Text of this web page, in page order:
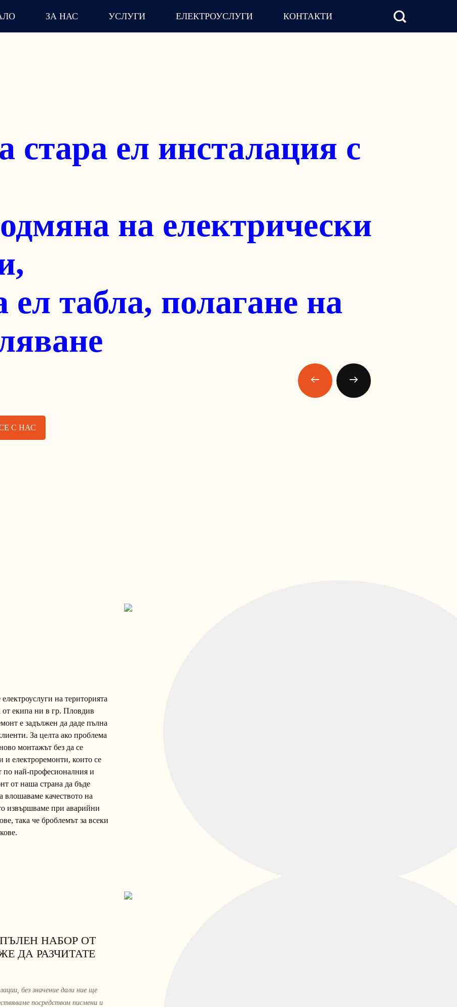
ЗА НАС УСЛУГИ ЕЛЕКТРОУСЛУГИ КОНТАКТИ
на монофазни и
за
СЕ С НАС
на територията
от екипа ни в гр. Пловдив
е задължен да даде пълна
За целта ако проблема
монтажът без да се
и електроремонти, които се
по най-професионалния и
от наша страна да бъде
влошаваме качеството на
извършваме при аварийни
така че броблемът за всеки
НАБОР ОТ
ДА РАЗЧИТАТЕ
без значение дали ние ще
посредством писмени и